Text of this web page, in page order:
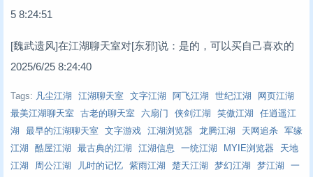
5 8:24:51
[魏武遗风]在江湖聊天室对[东邪]说：是的，可以买自己喜欢的
2025/6/25 8:24:40
Tags: 凡尘江湖 江湖聊天室 文字江湖 阿飞江湖 世纪江湖
网页江湖
最美江湖聊天室
古老的聊天室 六扇门 侠剑江湖 笑傲江湖
任逍遥江
湖
最早的江湖聊天室 文字游戏 江湖浏览器 龙腾江湖 天网追杀
军缘
江湖
酷屋江湖 最古典的江湖 江湖信息 一统江湖 MYIE浏览器
天地
江湖
周公江湖 儿时的记忆 紫雨江湖 楚天江湖 梦幻江湖 梦江湖
一